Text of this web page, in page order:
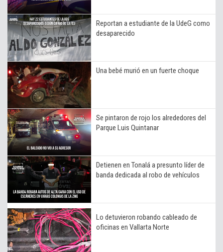
Reportan a estudiante de la UdeG como
desaparecido
Una bebé murió en un fuerte choque
Se pintaron de rojo los alrededores del
Parque Luis Quintanar
Detienen en Tonalá a presunto líder de
banda dedicada al robo de vehículos
Lo detuvieron robando cableado de
oficinas en Vallarta Norte